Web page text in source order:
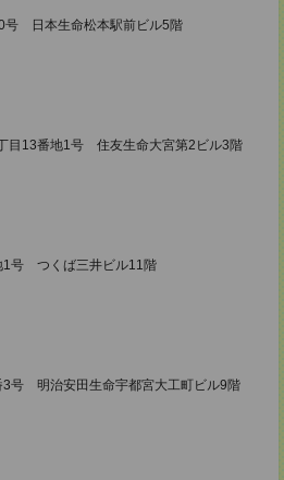
号 日本生命松本駅前ビル5階
目13番地1号 住友生命大宮第2ビル3階
1号 つくば三井ビル11階
3号 明治安田生命宇都宮大工町ビル9階